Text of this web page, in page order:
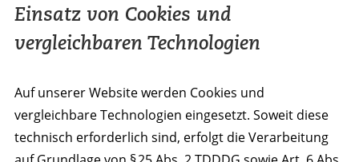
Einsatz von Cookies und
vergleichbaren Technologien
Auf unserer Website werden Cookies und
vergleichbare Technologien eingesetzt. Soweit diese
technisch erforderlich sind, erfolgt die Verarbeitung